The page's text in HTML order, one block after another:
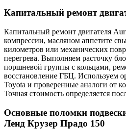
Капитальный ремонт
Капитальный ремонт двигателя
компрессии, масляном аппетите
километров или механических
перегрева. Выполняем расточку
поршневой группы с кольцами,
восстановление ГБЦ. Используем
Toyota и проверенные аналоги от
Точная стоимость определяется
Основные поломки
Ленд Крузер Прадо 150